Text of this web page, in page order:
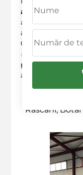
autocolant pe
afacerea și
această metodă
Contactează-ne
anvelopele.md
personalizare.
ambasador al
Rascani,